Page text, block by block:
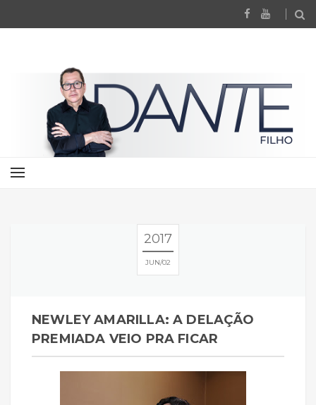
2017
JUN 02
NEWLEY AMARILLA: A DELAÇÃO
PREMIADA VEIO PRA FICAR